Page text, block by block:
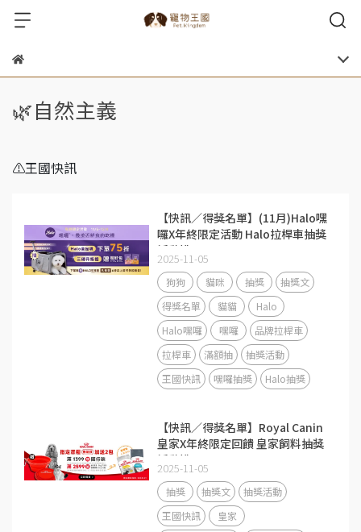
🌿自然主義
⚠️王國快訊
【快訊／得獎名單】(11月)Halo嘿
囉X年終限定活動 Halo拉桿車抽獎
活動說明
2025-11-05
狗狗 貓咪 抽獎
抽獎文
得獎名單
貓貓
Halo
Halo嘿囉
嘿囉
品牌拉桿車
拉桿車
滿額抽
抽獎活動
王國快訊
嘿囉抽獎 Halo抽獎
【快訊／得獎名單】Royal Canin
皇家X年終限定回饋 皇家飼料抽獎
活動說明
2025-11-05
抽獎 抽獎文
抽獎活動
王國快訊
皇家